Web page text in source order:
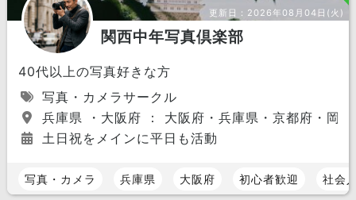
更新日： 2026年08月04日(火)
関西中年写真倶楽部
40代以上の写真好きな方
写真・カメラサークル
兵庫県 ・大阪府 ： 大阪府・兵庫県・京都府・岡
土日祝をメインに平日も活動
写真・カメラ 兵庫県 大阪府 初心者歓迎 社会